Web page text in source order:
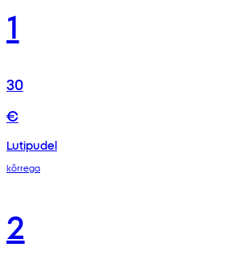
1
30
€
Lutipudel
kõrrega
2